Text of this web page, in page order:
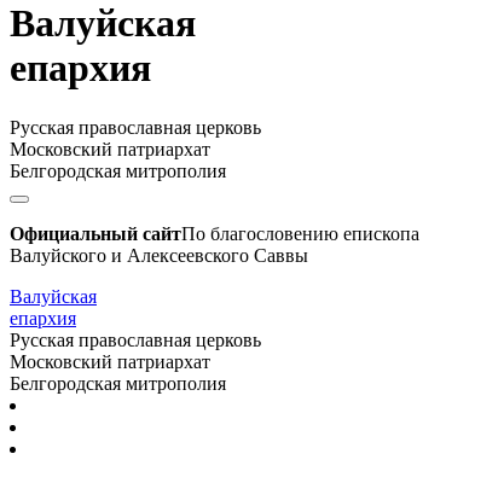
Валуйская
епархия
Русская православная церковь
Московский патриархат
Белгородская митрополия
Официальный сайтПо благословению епископа
Валуйского и Алексеевского Саввы
Валуйская
епархия
Русская православная церковь
Московский патриархат
Белгородская митрополия